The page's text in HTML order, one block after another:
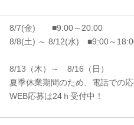
8/7(金) ■9:00～20:00
8/8(土) ～ 8/12(水) ■9:00～
8/13（木）～ 8/16（日）
夏季休業期間のため、電話での
WEB応募は24ｈ受付中！